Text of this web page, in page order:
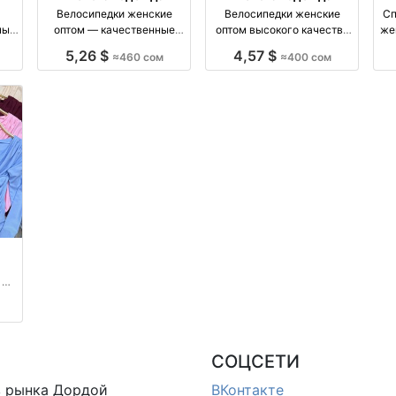
Велосипедки женские
оптом — качественные
производство Киргизия
5,26 $ ≈460 сом
Велосипедки женские
оптом высокого качества
производство Киргизия
4,57 $ ≈400 сом
—
рынка Дордой
СОЦСЕТИ
ВКонтакте